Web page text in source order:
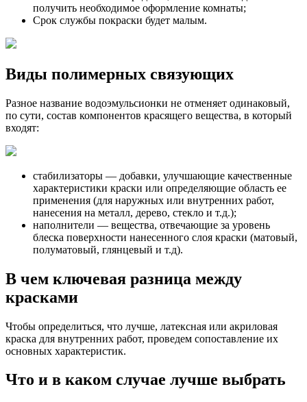
получить необходимое оформление комнаты;
Срок службы покраски будет малым.
Виды полимерных связующих
Разное название водоэмульсионки не отменяет одинаковый,
по сути, состав компонентов красящего вещества, в который
входят:
стабилизаторы — добавки, улучшающие качественные
характеристики краски или определяющие область ее
применения (для наружных или внутренних работ,
нанесения на металл, дерево, стекло и т.д.);
наполнители — вещества, отвечающие за уровень
блеска поверхности нанесенного слоя краски (матовый,
полуматовый, глянцевый и т.д).
В чем ключевая разница между
красками
Чтобы определиться, что лучше, латексная или акриловая
краска для внутренних работ, проведем сопоставление их
основных характеристик.
Что и в каком случае лучше выбрать